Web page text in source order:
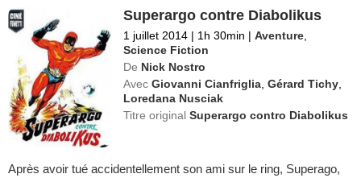
Superargo contre Diabolikus
1 juillet 2014 | 1h 30min | Aventure
Science Fiction
De Nick Nostro
Avec Giovanni Cianfriglia ,Gérard Tichy
Loredana Nusciak
Titre originalSuperargo contro Diabolikus
Après avoir tué accidentellement son ami sur le ring, Superago,